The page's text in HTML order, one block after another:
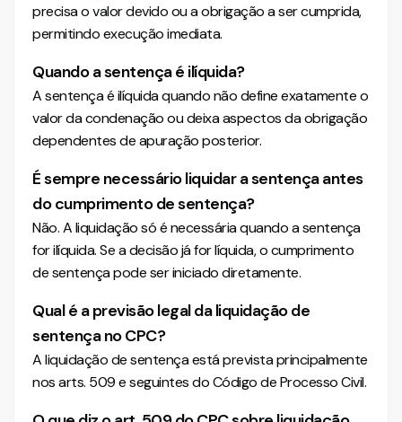
precisa o valor devido ou a obrigação a ser cumprida,
permitindo execução imediata.
Quando a sentença é ilíquida?
A sentença é ilíquida quando não define exatamente o
valor da condenação ou deixa aspectos da obrigação
dependentes de apuração posterior.
É sempre necessário liquidar a sentença antes
do cumprimento de sentença?
Não. A liquidação só é necessária quando a sentença
for ilíquida. Se a decisão já for líquida, o cumprimento
de sentença pode ser iniciado diretamente.
Qual é a previsão legal da liquidação de
sentença no CPC?
A liquidação de sentença está prevista principalmente
nos arts. 509 e seguintes do Código de Processo Civil.